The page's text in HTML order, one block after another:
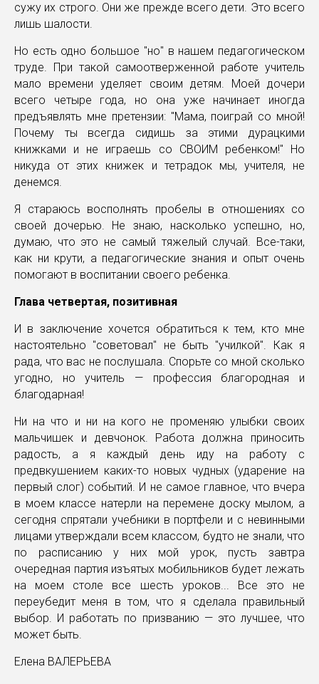
сужу их строго. Они же прежде всего дети. Это всего
лишь шалости.
Но есть одно большое "но" в нашем педагогическом
труде. При такой самоотверженной работе учитель
мало времени уделяет своим детям. Моей дочери
всего четыре года, но она уже начинает иногда
предъявлять мне претензии: "Мама, поиграй со мной!
Почему ты всегда сидишь за этими дурацкими
книжками и не играешь со СВОИМ ребенком!" Но
никуда от этих книжек и тетрадок мы, учителя, не
денемся.
Я стараюсь восполнять пробелы в отношениях со
своей дочерью. Не знаю, насколько успешно, но,
думаю, что это не самый тяжелый случай. Все-таки,
как ни крути, а педагогические знания и опыт очень
помогают в воспитании своего ребенка.
Глава четвертая, позитивная
И в заключение хочется обратиться к тем, кто мне
настоятельно "советовал" не быть "училкой". Как я
рада, что вас не послушала. Спорьте со мной сколько
угодно, но учитель — профессия благородная и
благодарная!
Ни на что и ни на кого не променяю улыбки своих
мальчишек и девчонок. Работа должна приносить
радость, а я каждый день иду на работу с
предвкушением каких-то новых чудных (ударение на
первый слог) событий. И не самое главное, что вчера
в моем классе натерли на перемене доску мылом, а
сегодня спрятали учебники в портфели и с невинными
лицами утверждали всем классом, будто не знали, что
по расписанию у них мой урок, пусть завтра
очередная партия изъятых мобильников будет лежать
на моем столе все шесть уроков... Все это не
переубедит меня в том, что я сделала правильный
выбор. И работать по призванию — это лучшее, что
может быть.
Елена ВАЛЕРЬЕВА